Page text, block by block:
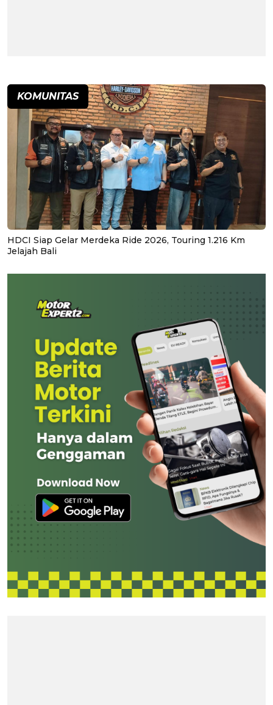
KOMUNITAS
HDCI Siap Gelar Merdeka Ride 2026, Touring 1.216 Km
Jelajah Bali